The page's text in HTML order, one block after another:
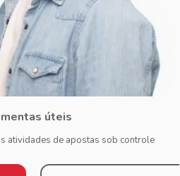
úteis
atividades de apostas sob controle